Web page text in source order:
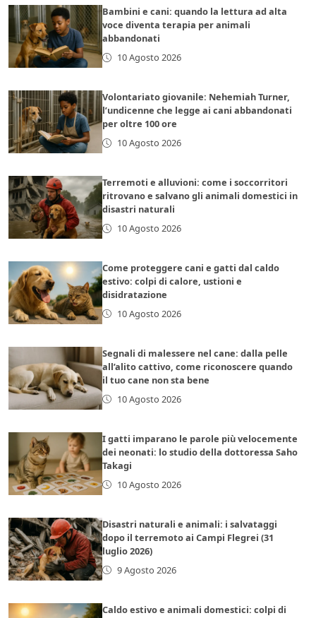
Bambini e cani: quando la lettura ad alta
voce diventa terapia per animali
abbandonati
10 Agosto 2026
Volontariato giovanile: Nehemiah Turner,
l’undicenne che legge ai cani abbandonati
per oltre 100 ore
10 Agosto 2026
Terremoti e alluvioni: come i soccorritori
ritrovano e salvano gli animali domestici in
disastri naturali
10 Agosto 2026
Come proteggere cani e gatti dal caldo
estivo: colpi di calore, ustioni e
disidratazione
10 Agosto 2026
Segnali di malessere nel cane: dalla pelle
all’alito cattivo, come riconoscere quando
il tuo cane non sta bene
10 Agosto 2026
I gatti imparano le parole più velocemente
dei neonati: lo studio della dottoressa Saho
Takagi
10 Agosto 2026
Disastri naturali e animali: i salvataggi
dopo il terremoto ai Campi Flegrei (31
luglio 2026)
9 Agosto 2026
Caldo estivo e animali domestici: colpi di